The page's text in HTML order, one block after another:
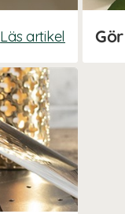
Läs artikel